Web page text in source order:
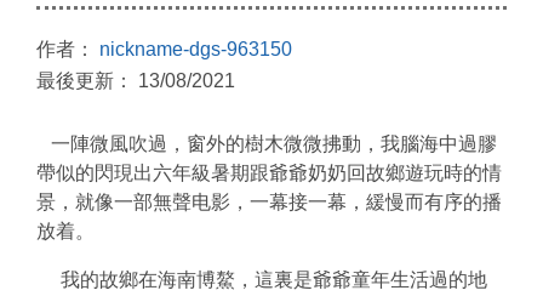
作者： nickname-dgs-963150
最後更新： 13/08/2021
一陣微風吹過，窗外的樹木微微拂動，我腦海中過膠
帶似的閃現出六年級暑期跟爺爺奶奶回故鄉遊玩時的情
景，就像一部無聲电影，一幕接一幕，緩慢而有序的播
放着。
我的故鄉在海南博鰲，這裏是爺爺童年生活過的地